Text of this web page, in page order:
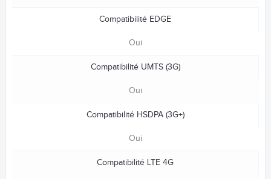
Compatibilité EDGE
Oui
Compatibilité UMTS (3G)
Oui
Compatibilité HSDPA (3G+)
Oui
Compatibilité LTE 4G